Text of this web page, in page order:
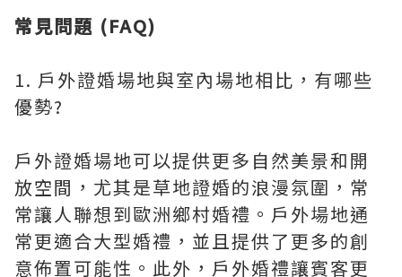
常見問題 (FAQ)
1. 戶外證婚場地與室內場地相比，有哪些
優勢?
戶外證婚場地可以提供更多自然美景和開
放空間，尤其是草地證婚的浪漫氛圍，常
常讓人聯想到歐洲鄉村婚禮。戶外場地通
常更適合大型婚禮，並且提供了更多的創
意佈置可能性。此外，戶外婚禮讓賓客更